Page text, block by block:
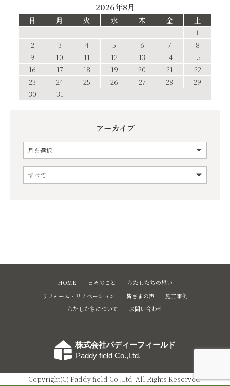
2026年8月
日 月 火 水 木 金
土
1
2
3 4 5 6 7
8
9
10 11 12 13 14
15
16
17 18 19 20 21
22
23
24 25 26 27 28
29
30
31
アーカイブ
HOME 日々のこと
わたしたちの想い
リフォーム・リノベーション
皆さまの声
施工事例
わたしたちについて
お問い合わせ
株式会社パディーフィールド
Paddy field Co.,Ltd.
Copyright(C) Paddy field Co.,Ltd. All Rights Reserved.